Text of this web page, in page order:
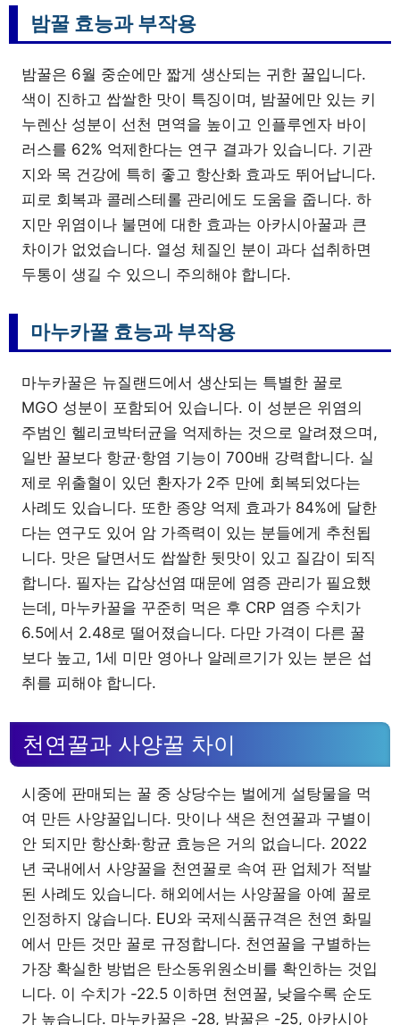
밤꿀 효능과 부작용
밤꿀은 6월 중순에만 짧게 생산되는 귀한 꿀입니다.
색이 진하고 쌉쌀한 맛이 특징이며, 밤꿀에만 있는 키
누렌산 성분이 선천 면역을 높이고 인플루엔자 바이
러스를 62% 억제한다는 연구 결과가 있습니다. 기관
지와 목 건강에 특히 좋고 항산화 효과도 뛰어납니다.
피로 회복과 콜레스테롤 관리에도 도움을 줍니다. 하
지만 위염이나 불면에 대한 효과는 아카시아꿀과 큰
차이가 없었습니다. 열성 체질인 분이 과다 섭취하면
두통이 생길 수 있으니 주의해야 합니다.
마누카꿀 효능과 부작용
마누카꿀은 뉴질랜드에서 생산되는 특별한 꿀로
MGO 성분이 포함되어 있습니다. 이 성분은 위염의
주범인 헬리코박터균을 억제하는 것으로 알려졌으며,
일반 꿀보다 항균·항염 기능이 700배 강력합니다. 실
제로 위출혈이 있던 환자가 2주 만에 회복되었다는
사례도 있습니다. 또한 종양 억제 효과가 84%에 달한
다는 연구도 있어 암 가족력이 있는 분들에게 추천됩
니다. 맛은 달면서도 쌉쌀한 뒷맛이 있고 질감이 되직
합니다. 필자는 갑상선염 때문에 염증 관리가 필요했
는데, 마누카꿀을 꾸준히 먹은 후 CRP 염증 수치가
6.5에서 2.48로 떨어졌습니다. 다만 가격이 다른 꿀
보다 높고, 1세 미만 영아나 알레르기가 있는 분은 섭
취를 피해야 합니다.
천연꿀과 사양꿀 차이
시중에 판매되는 꿀 중 상당수는 벌에게 설탕물을 먹
여 만든 사양꿀입니다. 맛이나 색은 천연꿀과 구별이
안 되지만 항산화·항균 효능은 거의 없습니다. 2022
년 국내에서 사양꿀을 천연꿀로 속여 판 업체가 적발
된 사례도 있습니다. 해외에서는 사양꿀을 아예 꿀로
인정하지 않습니다. EU와 국제식품규격은 천연 화밀
에서 만든 것만 꿀로 규정합니다. 천연꿀을 구별하는
가장 확실한 방법은 탄소동위원소비를 확인하는 것입
니다. 이 수치가 -22.5 이하면 천연꿀, 낮을수록 순도
가 높습니다. 마누카꿀은 -28, 밤꿀은 -25, 아카시아